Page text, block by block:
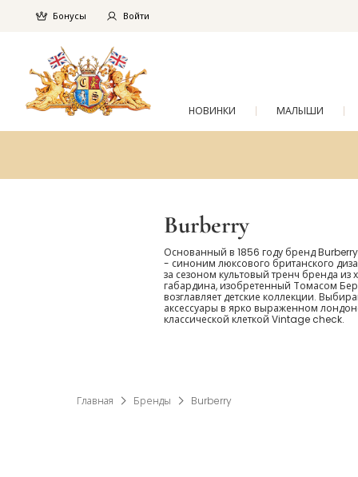
Бонусы Войти
НОВИНКИ МАЛЫШИ
Burberry
Основанный в 1856 году бренд
- синоним люксового британского
за сезоном культовый тренч бренда из
габардина, изобретенный Томасом
возглавляет детские коллекции.
аксессуары в ярко выраженном
классической клеткой Vintage check.
Главная Бренды Burberry